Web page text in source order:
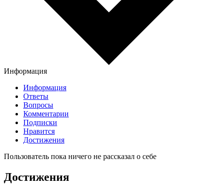
Информация
Информация
Ответы
Вопросы
Комментарии
Подписки
Нравится
Достижения
Пользователь пока ничего не рассказал о себе
Достижения